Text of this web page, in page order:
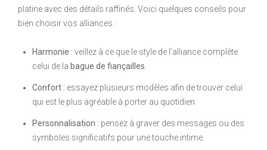
platine avec des détails raffinés. Voici quelques conseils pour
bien choisir vos alliances :
Harmonie : veillez à ce que le style de l’alliance complète
celui de la bague de fiançailles
Confort : essayez plusieurs modèles afin de trouver celui
qui est le plus agréable à porter au quotidien.
Personnalisation : pensez à graver des messages ou des
symboles significatifs pour une touche intime.